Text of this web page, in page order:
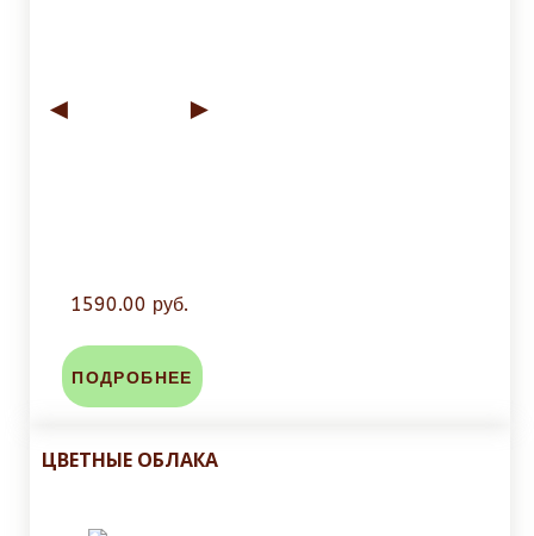
◄ ►
1590.00 руб.
ПОДРОБНЕЕ
ЦВЕТНЫЕ ОБЛАКА